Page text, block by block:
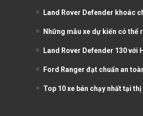
Land Rover Defender khoác
Những mẫu xe dự kiến có thể
Land Rover Defender 130 với
Ford Ranger đạt chuẩn an
Top 10 xe bán chạy nhất tại